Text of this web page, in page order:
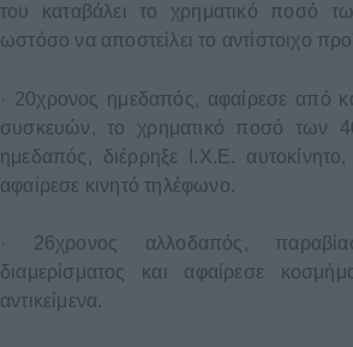
του καταβάλει το χρηματικό ποσό
ωστόσο να αποστείλει το αντίστοιχο
· 20χρονος ημεδαπός, αφαίρεσε από
συσκευών, το χρηματικό ποσό των
ημεδαπός, διέρρηξε Ι.Χ.Ε.
αφαίρεσε κινητό τηλέφωνο.
· 26χρονος αλλοδαπός,
διαμερίσματος και αφαίρεσε
αντικείμενα.